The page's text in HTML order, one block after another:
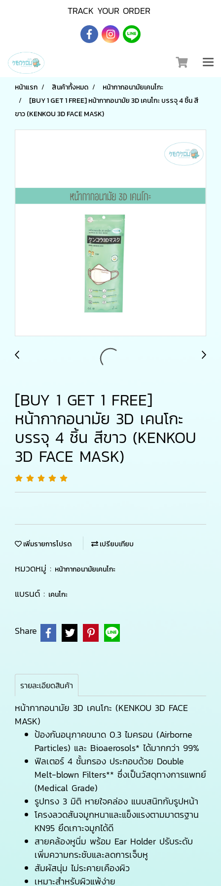
TRACK YOUR ORDER
หน้าแรก สินค้าทั้งหมด
หน้ากากอนามัยเคนโกะ
[BUY 1 GET 1 FREE] หน้ากากอนามัย 3D เคนโกะ บรรจุ 4 ชิ้น สี
ขาว (KENKOU 3D FACE MASK)
[BUY 1 GET 1 FREE]
หน้ากากอนามัย 3D เคนโกะ
บรรจุ 4 ชิ้น สีขาว (KENKOU
3D FACE MASK)
เพิ่มรายการโปรด เปรียบเทียบ
หมวดหมู่ : หน้ากากอนามัยเคนโกะ
แบรนด์ : เคนโกะ
Share
รายละเอียดสินค้า
หน้ากากอนามัย 3D เคนโกะ (KENKOU 3D FACE
MASK)
ป้องกันอนุภาคขนาด 0.3 ไมครอน (Airborne
Particles) และ Bioaerosols* ได้มากกว่า 99%
ฟิลเตอร์ 4 ชั้นกรอง ประกอบด้วย Double
Melt-blown Filters** ซึ่งเป็นวัสดุทางการแพทย์
(Medical Grade)
รูปทรง 3 มิติ หายใจคล่อง แนบสนิทกับรูปหน้า
โครงลวดสันจมูกหนาและแข็งแรงตามมาตรฐาน
KN95 ยึดเกาะจมูกได้ดี
สายคล้องหูนิ่ม พร้อม Ear Holder ปรับระดับ
เพิ่มความกระชับและลดการเจ็บหู
สัมผัสนุ่ม ไม่ระคายเคืองผิว
เหมาะสำหรับผิวแพ้ง่าย